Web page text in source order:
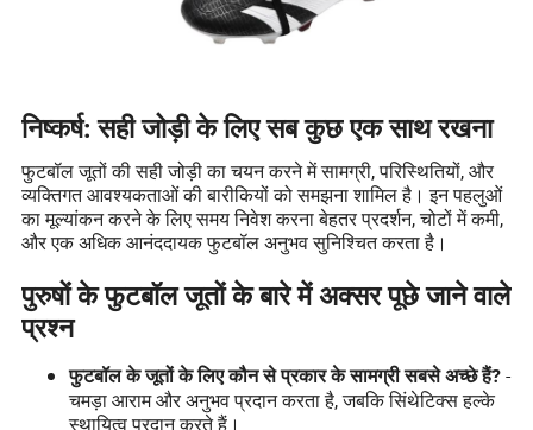
निष्कर्ष: सही जोड़ी के लिए सब कुछ एक साथ रखना
फुटबॉल जूतों की सही जोड़ी का चयन करने में सामग्री, परिस्थितियों, और
व्यक्तिगत आवश्यकताओं की बारीकियों को समझना शामिल है। इन पहलुओं
का मूल्यांकन करने के लिए समय निवेश करना बेहतर प्रदर्शन, चोटों में कमी,
और एक अधिक आनंददायक फुटबॉल अनुभव सुनिश्चित करता है।
पुरुषों के फुटबॉल जूतों के बारे में अक्सर पूछे जाने वाले
प्रश्न
फुटबॉल के जूतों के लिए कौन से प्रकार के सामग्री सबसे अच्छे हैं? -
चमड़ा आराम और अनुभव प्रदान करता है, जबकि सिंथेटिक्स हल्के
स्थायित्व प्रदान करते हैं।